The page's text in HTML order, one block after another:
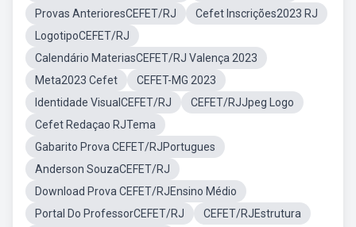
Provas AnterioresCEFET/RJ
Cefet Inscrições2023 RJ
LogotipoCEFET/RJ
Calendário MateriasCEFET/RJ Valença 2023
Meta2023 Cefet
CEFET-MG 2023
Identidade VisualCEFET/RJ
CEFET/RJJpeg Logo
Cefet Redaçao RJTema
Gabarito Prova CEFET/RJPortugues
Anderson SouzaCEFET/RJ
Download Prova CEFET/RJEnsino Médio
Portal Do ProfessorCEFET/RJ
CEFET/RJEstrutura